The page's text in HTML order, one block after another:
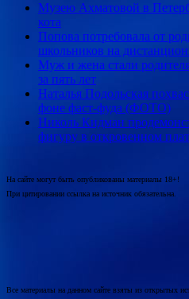
Музею Ахматовой в
кота
Попова потребовала от
школьников на
Муж и жена стали
за пять лет
Наталья Подольская
фоне фаст-фуда (ФОТО)
Николь Кидман
фигуру в откровенном
На сайте могут быть опубликованы материалы 18+!
При цитировании ссылка на источник обязательна.
Все материалы на данном сайте взяты из открытых